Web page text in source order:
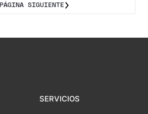
PÁGINA SIGUIENTE
SERVICIOS